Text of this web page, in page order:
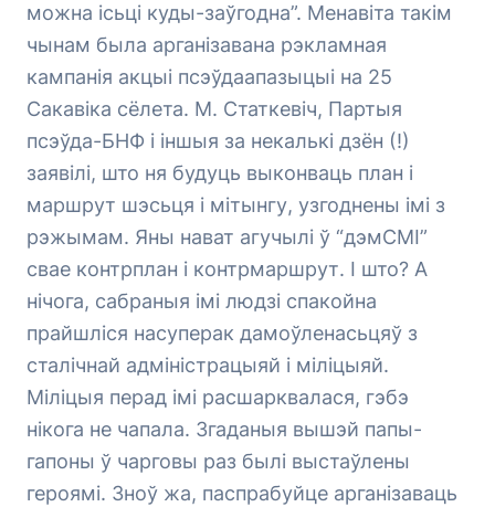
можна ісьці куды-заўгодна”. Менавіта такім
чынам была арганізавана рэкламная
кампанія акцыі псэўдаапазыцыі на 25
Сакавіка сёлета. М. Статкевіч, Партыя
псэўда-БНФ і іншыя за некалькі дзён (!)
заявілі, што ня будуць выконваць план і
маршрут шэсьця і мітынгу, узгоднены імі з
рэжымам. Яны нават агучылі ў “дэмСМІ”
свае контрплан і контрмаршрут. І што? А
нічога, сабраныя імі людзі спакойна
прайшліся насуперак дамоўленасьцяў з
сталічнай адміністрацыяй і міліцыяй.
Міліцыя перад імі расшарквалася, гэбэ
нікога не чапала. Згаданыя вышэй папы-
гапоны ў чарговы раз былі выстаўлены
героямі. Зноў жа, паспрабуйце арганізаваць